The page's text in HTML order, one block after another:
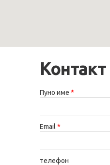
Контакт
Пуно име *
Email *
телефон